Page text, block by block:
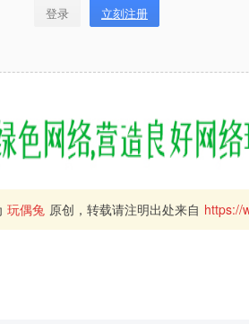
登录 立刻注册
玩偶兔 原创，转载请注明出处来自 https://